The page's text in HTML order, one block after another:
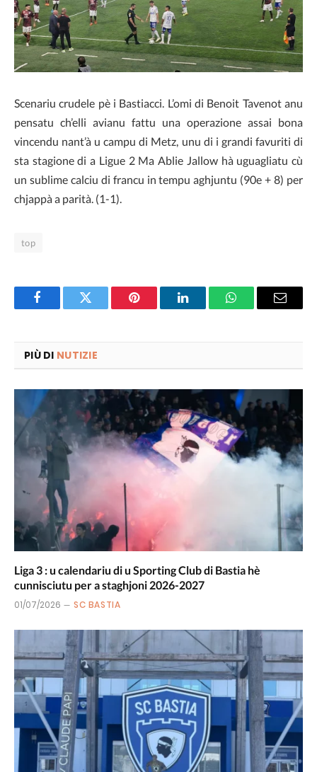
Scenariu crudele pè i Bastiacci. L’omi di Benoit Tavenot anu
pensatu ch’elli avianu fattu una operazione assai bona
vincendu nant’à u campu di Metz, unu di i grandi favuriti di
sta stagione di a Ligue 2 Ma Ablie Jallow hà uguagliatu cù
un sublime calciu di francu in tempu aghjuntu (90e + 8) per
chjappà a parità. (1-1).
top
FacebookTwitter Pinterest LinkedInWhatsAppEmail
PIÙ DI NUTIZIE
Liga 3 : u calendariu di u Sporting Club di Bastia hè
cunnisciutu per a staghjoni 2026-2027
01/07/2026 SC BASTIA